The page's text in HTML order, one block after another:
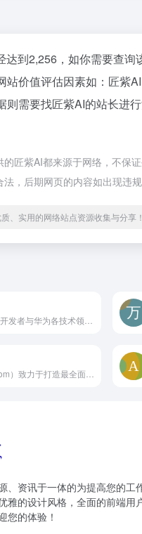
达到2,256，如你需要查
站价值评估因素如：匠紫
则需要找匠紫AI的站长进
匠紫AI都来源于网络，不保
，后期网页的内容如出现违
、实用的网络站点资源收集与分享！
、资讯于一体的为提高您的工
雅的设计风格，全面的前端用
您的体验！